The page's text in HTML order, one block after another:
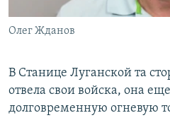
Олег Жданов
В Станице Луганской та
отвела свои войска, она
долговременную огневую